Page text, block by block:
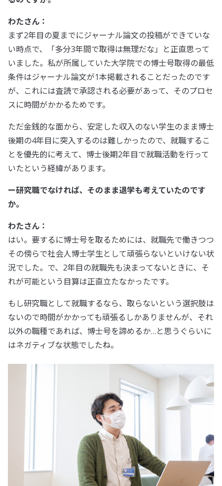
わたさん：
まず2年目の夏までにジャーナル論文の投稿ができていな
い時点で、「多分3年間で取得は無理だな」と正直思って
いました。私が所属していた大学院での博士号取得の最低
条件はジャーナル論文が1本掲載されることだったのです
が、これには査読で承認される必要があって、そのプロセ
スに時間がかかるためです。
ただ金銭的な面から、安定した収入のない学生のまま博士
後期の4年目に突入するのは難しかったので、就職するこ
とを優先的に考えて、博士後期2年目で就職活動を行って
いたという経緯があります。
ー研究職でなければ、そのまま退学も考えていたのです
か。
わたさん：
はい。要するに博士号を取るためには、就職先で働きつつ
その傍らで社会人博士学生として頑張らないといけない状
況でした。で、2年目の就職先も決まってないときに、そ
れが可能という目算は正直立たなかったです。
もし研究職として就職するなら、取らないという選択肢は
ないので時間がかかっても頑張るしかありませんが、それ
以外の職種であれば、博士号を諦めるか…と思うぐらいに
はネガティブな状態でしたね。